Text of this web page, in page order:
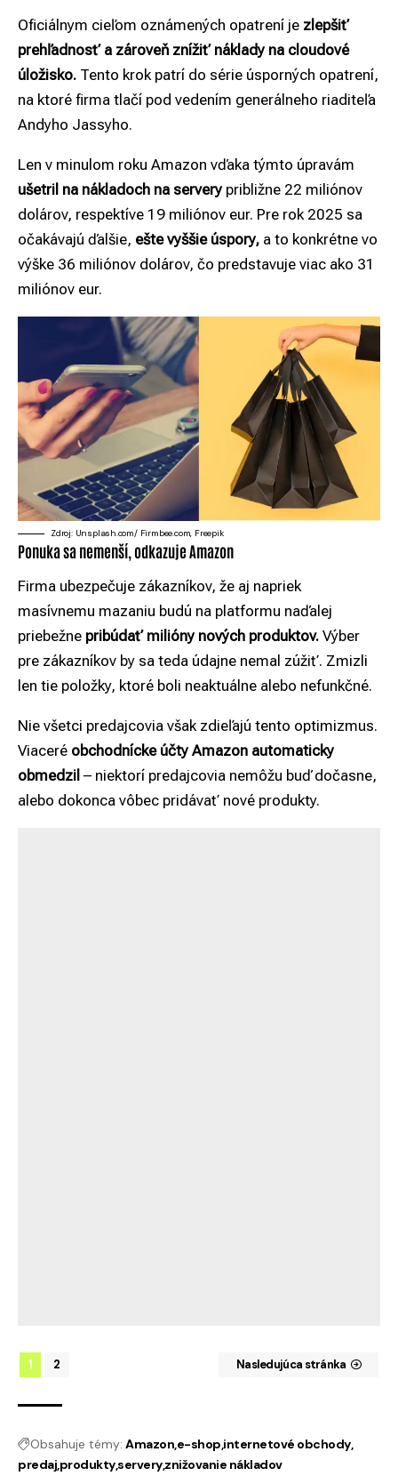
Oficiálnym cieľom oznámených opatrení je zlepšiť
prehľadnosť a zároveň znížiť náklady na cloudové
úložisko. Tento krok patrí do série úsporných opatrení,
na ktoré firma tlačí pod vedením generálneho riaditeľa
Andyho Jassyho.
Len v minulom roku Amazon vďaka týmto úpravám
ušetril na nákladoch na servery približne 22 miliónov
dolárov, respektíve 19 miliónov eur. Pre rok 2025 sa
očakávajú ďalšie, ešte vyššie úspory, a to konkrétne vo
výške 36 miliónov dolárov, čo predstavuje viac ako 31
miliónov eur.
Zdroj: Unsplash.com/ Firmbee.com, Freepik
Ponuka sa nemenší, odkazuje Amazon
Firma ubezpečuje zákazníkov, že aj napriek
masívnemu mazaniu budú na platformu naďalej
priebežne pribúdať milióny nových produktov. Výber
pre zákazníkov by sa teda údajne nemal zúžiť. Zmizli
len tie položky, ktoré boli neaktuálne alebo nefunkčné.
Nie všetci predajcovia však zdieľajú tento optimizmus.
Viaceré obchodnícke účty Amazon automaticky
obmedzil – niektorí predajcovia nemôžu buď dočasne,
alebo dokonca vôbec pridávať nové produkty.
1 2 Nasledujúca stránka
Obsahuje témy: Amazone-shopinternetové obchody
predajproduktyserveryznižovanie nákladov